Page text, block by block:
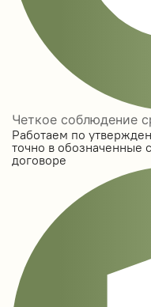
Четкое соблюдение
Работаем по
точно в обозначенные
договоре